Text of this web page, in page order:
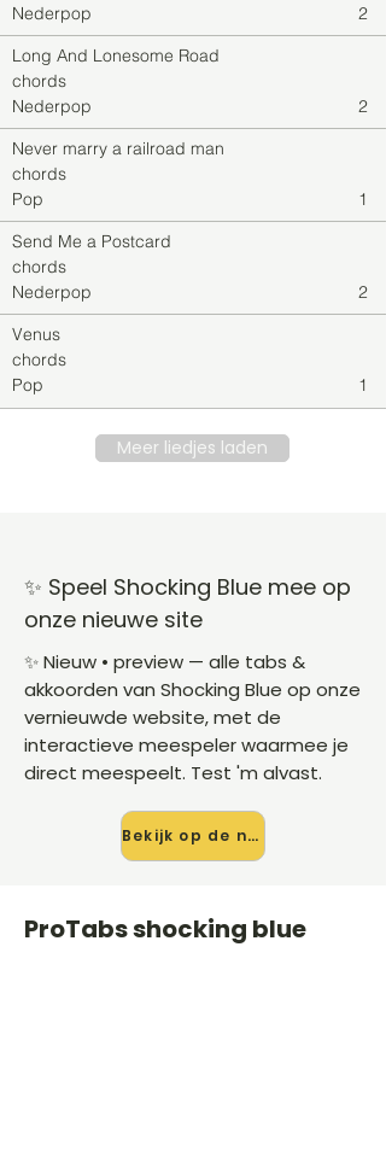
Nederpop
2
Long And Lonesome Road
chords
Nederpop
2
Never marry a railroad man
chords
Pop
1
Send Me a Postcard
chords
Nederpop
2
Venus
chords
Pop
1
Meer liedjes laden
✨ Speel Shocking Blue mee op
onze nieuwe site
✨ Nieuw • preview — alle tabs &
akkoorden van Shocking Blue op onze
vernieuwde website, met de
interactieve meespeler waarmee je
direct meespeelt. Test 'm alvast.
Bekijk op de nieuwe site →
ProTabs shocking blue